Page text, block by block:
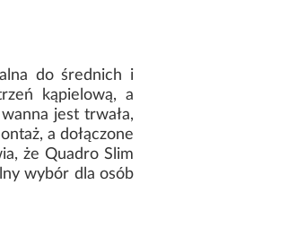
do średnich i
kąpielową, a
jest trwała,
a dołączone
że Quadro Slim
wybór dla osób